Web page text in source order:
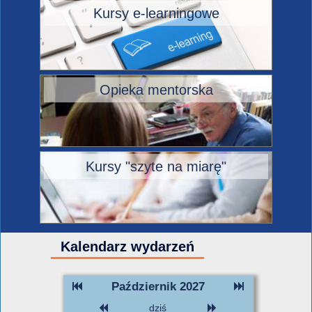
Kursy e-learningowe
Opieka mentorska
Kursy "szyte na miarę"
Kalendarz wydarzeń
Październik 2027
dziś